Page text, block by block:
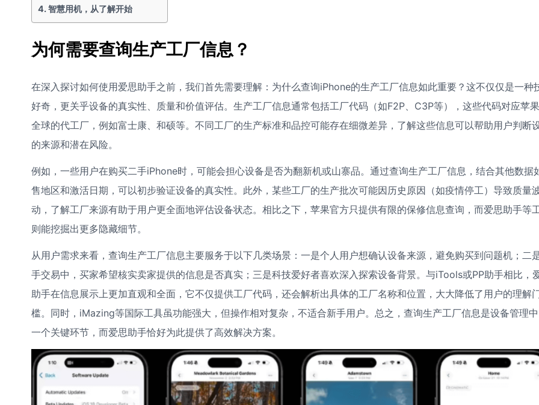
智慧用机，从了解开始
为何需要查询生产工厂信息？
在深入探讨如何使用爱思助手之前，我们首先需要理解：为什么查询iPhone的生产工厂信息如此重要？这不仅仅是一种
好奇，更关乎设备的真实性、质量和价值评估。生产工厂信息通常包括工厂代码（如F2P、C3P等），这些代码对应苹
全球的代工厂，例如富士康、和硕等。不同工厂的生产标准和品控可能存在细微差异，了解这些信息可以帮助用户判断
的来源和潜在风险。
例如，一些用户在购买二手iPhone时，可能会担心设备是否为翻新机或山寨品。通过查询生产工厂信息，结合其他数据
售地区和激活日期，可以初步验证设备的真实性。此外，某些工厂的生产批次可能因历史原因（如疫情停工）导致质量
动，了解工厂来源有助于用户更全面地评估设备状态。相比之下，苹果官方只提供有限的保修信息查询，而爱思助手等
则能挖掘出更多隐藏细节。
从用户需求来看，查询生产工厂信息主要服务于以下几类场景：一是个人用户想确认设备来源，避免购买到问题机；二
手交易中，买家希望核实卖家提供的信息是否真实；三是科技爱好者喜欢深入探索设备背景。与iTools或PP助手相比，
助手在信息展示上更加直观和全面，它不仅提供工厂代码，还会解析出具体的工厂名称和位置，大大降低了用户的理解
槛。同时，iMazing等国际工具虽功能强大，但操作相对复杂，不适合新手用户。总之，查询生产工厂信息是设备管理
一个关键环节，而爱思助手恰好为此提供了高效解决方案。